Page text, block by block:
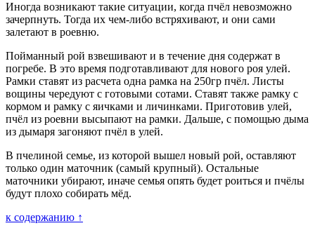
Иногда возникают такие ситуации, когда пчёл невозможно
зачерпнуть. Тогда их чем-либо встряхивают, и они сами
залетают в роевню.
Пойманный рой взвешивают и в течение дня содержат в
погребе. В это время подготавливают для нового роя улей.
Рамки ставят из расчета одна рамка на 250гр пчёл. Листы
вощины чередуют с готовыми сотами. Ставят также рамку с
кормом и рамку с яичками и личинками. Приготовив улей,
пчёл из роевни высыпают на рамки. Дальше, с помощью дыма
из дымаря загоняют пчёл в улей.
В пчелиной семье, из которой вышел новый рой, оставляют
только один маточник (самый крупный). Остальные
маточники убирают, иначе семья опять будет роиться и пчёлы
будут плохо собирать мёд.
к содержанию ↑